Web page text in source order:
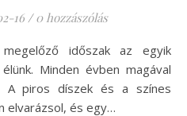
16 / 0 hozzászólás
Minden évben magával
A piros díszek és a színes
elvarázsol, és egy…